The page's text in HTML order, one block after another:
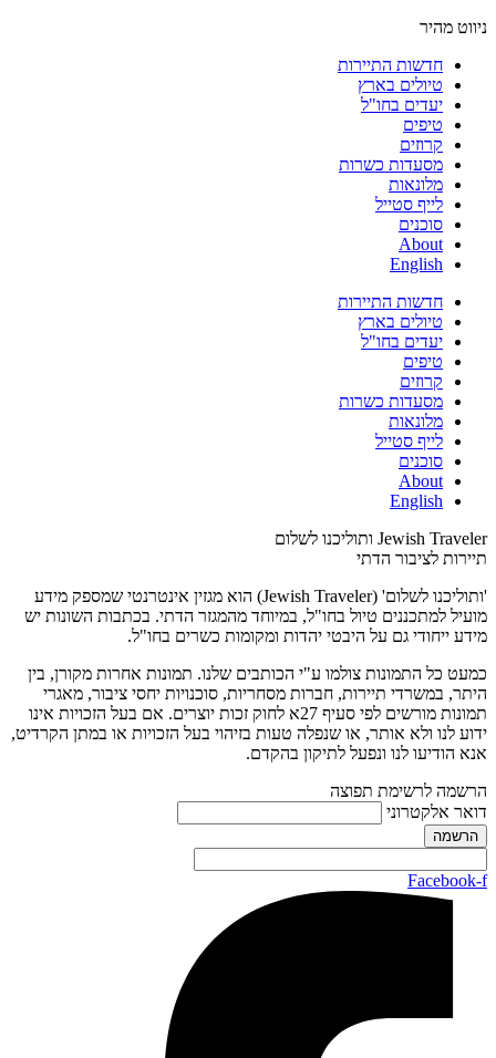
ניווט מהיר
חדשות התיירות
טיולים בארץ
יעדים בחו"ל
טיפים
קרוזים
מסעדות כשרות
מלונאות
לייף סטייל
סוכנים
About
English
חדשות התיירות
טיולים בארץ
יעדים בחו"ל
טיפים
קרוזים
מסעדות כשרות
מלונאות
לייף סטייל
סוכנים
About
English
Jewish Traveler ותוליכנו לשלום
תיירות לציבור הדתי
'ותוליכנו לשלום' (Jewish Traveler) הוא מגזין אינטרנטי שמספק מידע
מועיל למתכננים טיול בחו"ל, במיוחד מהמגזר הדתי. בכתבות השונות יש
מידע ייחודי גם על היבטי יהדות ומקומות כשרים בחו"ל.
כמעט כל התמונות צולמו ע"י הכותבים שלנו. תמונות אחרות מקורן, בין
היתר, במשרדי תיירות, חברות מסחריות, סוכנויות יחסי ציבור, מאגרי
תמונות מורשים לפי סעיף 27א לחוק זכות יוצרים. אם בעל הזכויות אינו
ידוע לנו ולא אותר, או שנפלה טעות בזיהוי בעל הזכויות או במתן הקרדיט,
אנא הודיעו לנו ונפעל לתיקון בהקדם.
הרשמה לרשימת תפוצה
דואר אלקטרוני
Facebook-f